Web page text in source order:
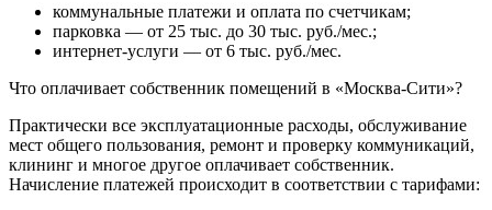
коммунальные платежи и оплата по счетчикам;
парковка — от 25 тыс. до 30 тыс. руб./мес.;
интернет-услуги — от 6 тыс. руб./мес.
Что оплачивает собственник помещений в «Москва-Сити»?
Практически все эксплуатационные расходы, обслуживание
мест общего пользования, ремонт и проверку коммуникаций,
клининг и многое другое оплачивает собственник.
Начисление платежей происходит в соответствии с тарифами: